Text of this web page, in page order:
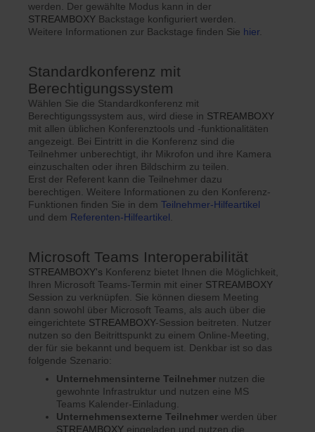
werden. Der gewählte Modus kann in der
STREAMBOXY Backstage konfiguriert werden.
Weitere Informationen zur Backstage finden Sie hier
Standardkonferenz mit
Berechtigungssystem
Wählen Sie die Standardkonferenz mit
Berechtigungssystem aus, wird diese in STREAMBOXY
mit allen üblichen Konferenztools und -funktionalitäten
angezeigt. Bei Eintritt in die Konferenz sind die
Teilnehmer unberechtigt, ihr Mikrofon und ihre Kamera
einzuschalten oder ihren Bildschirm zu teilen.
Erst der Referent kann die Teilnehmer dazu
berechtigen. Weitere Informationen zu den Konferenz-
Funktionen finden Sie in dem Teilnehmer-Hilfeartikel
und dem Referenten-Hilfeartikel
Microsoft Teams Interoperabilität
STREAMBOXY's Konferenz bietet Ihnen die Möglichkeit,
Ihren Microsoft Teams-Termin mit einer STREAMBOXY
Session zu verknüpfen. Sie können diesem Meeting
dann sowohl über Microsoft Teams, als auch über die
eingerichtete STREAMBOXY-Session beitreten. Nutzer
nutzen so den Beitrittspunkt zu einem Online-Meeting,
der für sie bekannt und bequem ist. Denkbar ist so das
folgende Szenario:
Unternehmensinterne Teilnehmer nutzen die
gewohnte Infrastruktur und nutzen eine MS
Teams Kalender-Einladung.
Unternehmensexterne Teilnehmer werden über
STREAMBOXY eingeladen und nutzen die